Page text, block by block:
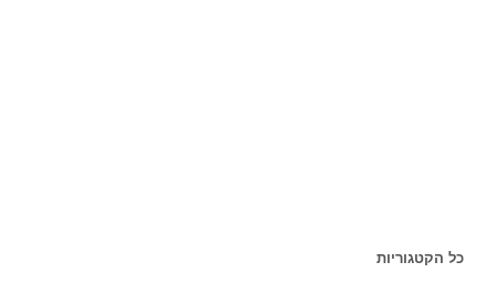
כל הקטגוריות